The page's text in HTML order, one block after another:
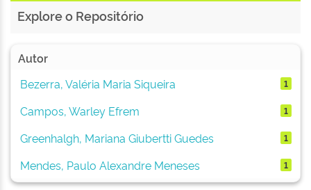
Explore o Repositório
Autor
Bezerra, Valéria Maria Siqueira
1
Campos, Warley Efrem 1
Greenhalgh, Mariana Giubertti Guedes 1
Mendes, Paulo Alexandre Meneses 1